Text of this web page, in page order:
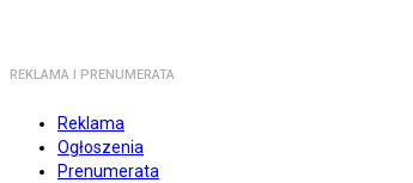
REKLAMA I PRENUMERATA
Reklama
Ogłoszenia
Prenumerata